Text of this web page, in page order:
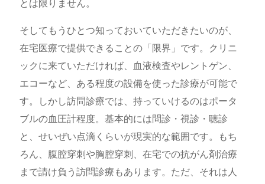
とは限りません。
そしてもうひとつ知っておいていただきたいのが、
在宅医療で提供できることの「限界」です。クリニ
ックに来ていただければ、血液検査やレントゲン、
エコーなど、ある程度の設備を使った診療が可能で
す。しかし訪問診療では、持っていけるのはポータ
ブルの血圧計程度。基本的には問診・視診・聴診
と、せいぜい点滴くらいが現実的な範囲です。もち
ろん、腹腔穿刺や胸腔穿刺、在宅での抗がん剤治療
まで請け負う訪問診療もあります。ただ、それは人